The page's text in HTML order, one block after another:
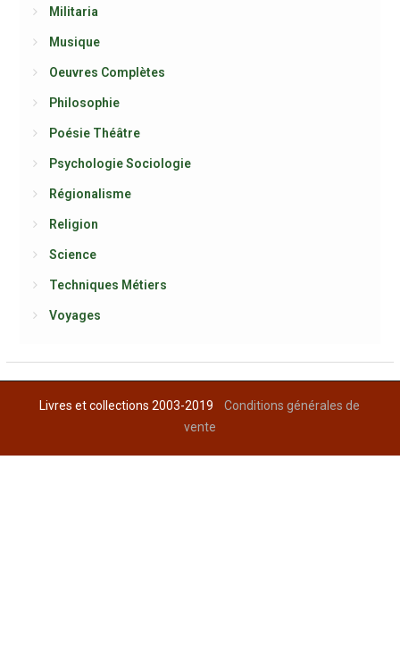
Militaria
Musique
Oeuvres Complètes
Philosophie
Poésie Théâtre
Psychologie Sociologie
Régionalisme
Religion
Science
Techniques Métiers
Voyages
Livres et collections 2003-2019Conditions générales de
vente